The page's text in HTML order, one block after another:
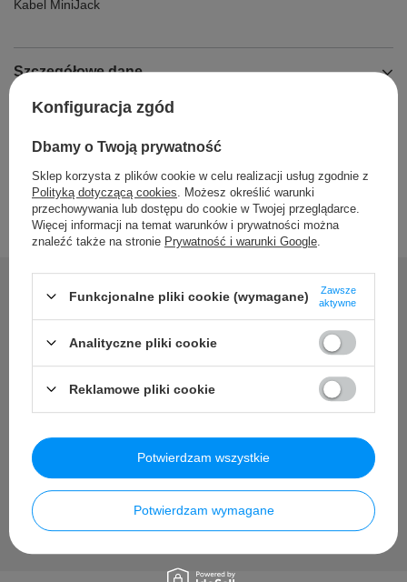
Kabel MiniJack
Szczegółowe dane
Potrzebujesz pomocy? Masz
pytania?
Zadaj pytanie a my odpowiemy niezwłocznie, najciekawsze
Konfiguracja zgód
Dbamy o Twoją prywatność
Sklep korzysta z plików cookie w celu realizacji usług zgodnie z
Polityką dotyczącą cookies . Możesz określić warunki
przechowywania lub dostępu do cookie w Twojej przeglądarce.
Więcej informacji na temat warunków i prywatności można
znaleźć także na stronie Prywatność i warunki Google
Funkcjonalne pliki cookie (wymagane)
Zawsze
aktywne
Analityczne pliki cookie
Reklamowe pliki cookie
Potwierdzam wymagane
Potwierdzam wszystkie